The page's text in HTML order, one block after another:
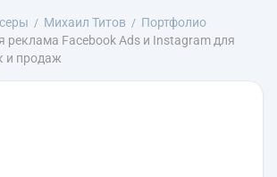
Михаил Титов
Портфолио
реклама Facebook Ads и Instagram для
и продаж